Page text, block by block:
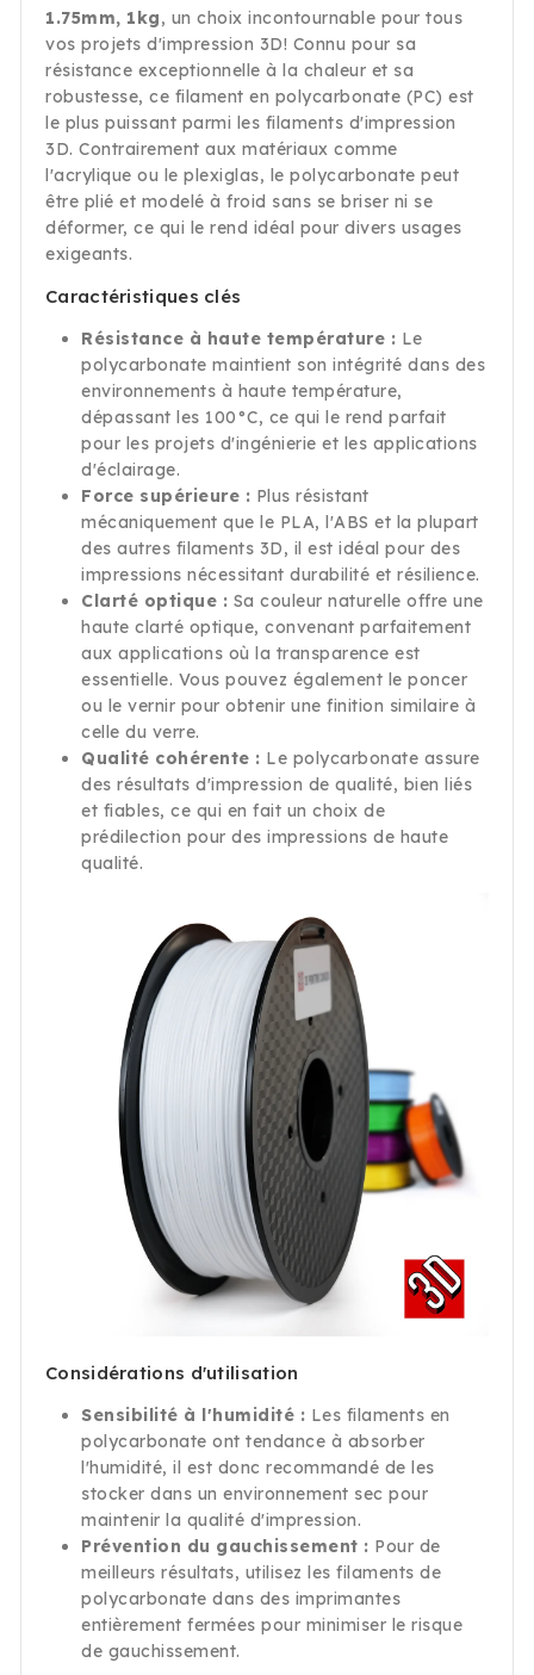
1.75mm, 1kg, un choix incontournable pour tous
vos projets d'impression 3D! Connu pour sa
résistance exceptionnelle à la chaleur et sa
robustesse, ce filament en polycarbonate (PC) est
le plus puissant parmi les filaments d'impression
3D. Contrairement aux matériaux comme
l'acrylique ou le plexiglas, le polycarbonate peut
être plié et modelé à froid sans se briser ni se
déformer, ce qui le rend idéal pour divers usages
exigeants.
Caractéristiques clés
Résistance à haute température : Le
polycarbonate maintient son intégrité dans des
environnements à haute température,
dépassant les 100°C, ce qui le rend parfait
pour les projets d'ingénierie et les applications
d'éclairage.
Force supérieure : Plus résistant
mécaniquement que le PLA, l'ABS et la plupart
des autres filaments 3D, il est idéal pour des
impressions nécessitant durabilité et résilience.
Clarté optique : Sa couleur naturelle offre une
haute clarté optique, convenant parfaitement
aux applications où la transparence est
essentielle. Vous pouvez également le poncer
ou le vernir pour obtenir une finition similaire à
celle du verre.
Qualité cohérente : Le polycarbonate assure
des résultats d'impression de qualité, bien liés
et fiables, ce qui en fait un choix de
prédilection pour des impressions de haute
qualité.
Considérations d'utilisation
Sensibilité à l'humidité : Les filaments en
polycarbonate ont tendance à absorber
l'humidité, il est donc recommandé de les
stocker dans un environnement sec pour
maintenir la qualité d'impression.
Prévention du gauchissement : Pour de
meilleurs résultats, utilisez les filaments de
polycarbonate dans des imprimantes
entièrement fermées pour minimiser le risque
de gauchissement.